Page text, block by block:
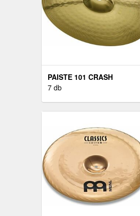
PAISTE 101 CRASH
CINTÁNYÉR 14"
7 db